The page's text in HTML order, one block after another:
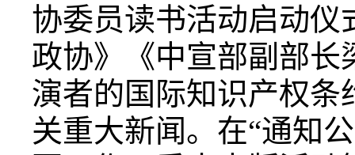
协委员读书活动启动仪
政协》《中宣部副部长
演者的国际知识产权
关重大新闻。在“通知